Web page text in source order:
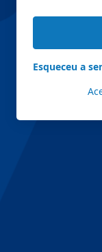
Esqueceu a